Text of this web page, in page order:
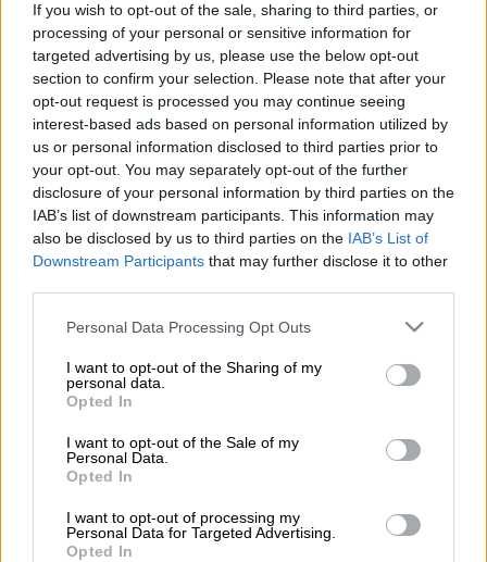
If you wish to opt-out of the sale, sharing to third parties, or
processing of your personal or sensitive information for
targeted advertising by us, please use the below opt-out
section to confirm your selection. Please note that after your
opt-out request is processed you may continue seeing
interest-based ads based on personal information utilized by
us or personal information disclosed to third parties prior to
your opt-out. You may separately opt-out of the further
disclosure of your personal information by third parties on the
IAB’s list of downstream participants. This information may
also be disclosed by us to third parties on the IAB’s List of
Downstream Participants that may further disclose it to other
Please note that this website/app uses one or more Google
not limited to your visit or usage behaviour. You may click to
grant or deny consent to Google and its third-party tags to
use your data for below specified purposes in below Google
consent section.
Personal Data Processing Opt Outs
I want to opt-out of the Sharing of my
personal data.
Opted In
I want to opt-out of the Sale of my
Personal Data.
Opted In
I want to opt-out of processing my
Personal Data for Targeted Advertising.
Opted In
(AP Photo/Sue Ogrocki File)
Προσθέστε το ΕΘΝΟΣ στη Google
Η τιμή του αμερικανικού αργού κατέγραψε
και πάλικατακόρυφη πτώση σήμερα, κατά
25%, σε μια αγορά απροετοίμαστη για την
πληθώρα προσφορών και με τους χώρους
αποθήκευσης του μαύρου χρυσού να
πλησιάζουν στα όριά τους, με φόντο και την
πανδημία του νέου
κορονοϊού.
Στη Νέα Υόρκη, το WTI παράδοσης Ιουνίου
έκλεισε στα 12,78 δολάρια το βαρέλι,τιμή
μειωμένη κατά 4,16 δολάρια, μετά από
τέσσερις συνεδριάσεις με συνεχή άνοδο.
Την περασμένη εβδομάδα είχε κλείσει στην